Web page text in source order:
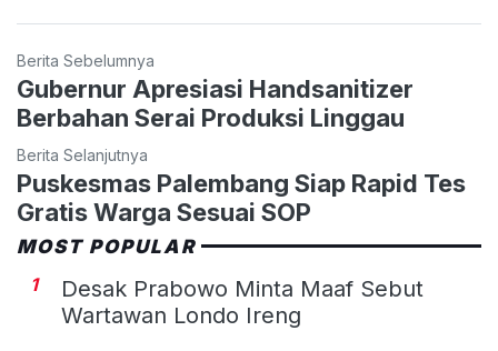
Berita Sebelumnya
Gubernur Apresiasi Handsanitizer
Berbahan Serai Produksi Linggau
Berita Selanjutnya
Puskesmas Palembang Siap Rapid Tes
Gratis Warga Sesuai SOP
MOST POPULAR
1
Desak Prabowo Minta Maaf Sebut
Wartawan Londo Ireng